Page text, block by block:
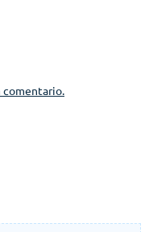
comentario.